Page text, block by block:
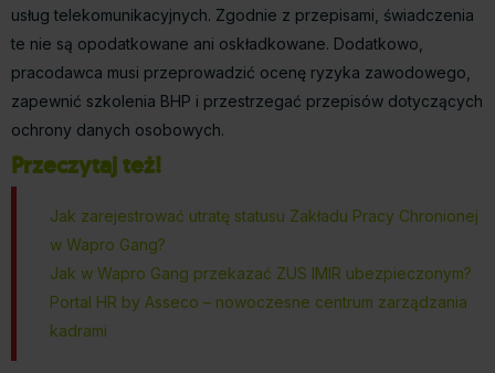
usług telekomunikacyjnych. Zgodnie z przepisami, świadczenia
te nie są opodatkowane ani oskładkowane. Dodatkowo,
pracodawca musi przeprowadzić ocenę ryzyka zawodowego,
zapewnić szkolenia BHP i przestrzegać przepisów dotyczących
ochrony danych osobowych.
Przeczytaj też!
Jak zarejestrować utratę statusu Zakładu Pracy Chronionej
w Wapro Gang?
Jak w Wapro Gang przekazać ZUS IMIR ubezpieczonym?
Portal HR by Asseco – nowoczesne centrum zarządzania
kadrami